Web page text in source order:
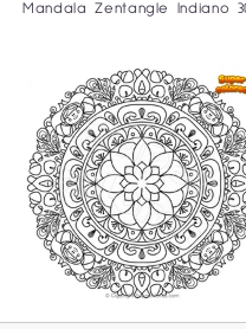
Mandala Zentangle Indiano